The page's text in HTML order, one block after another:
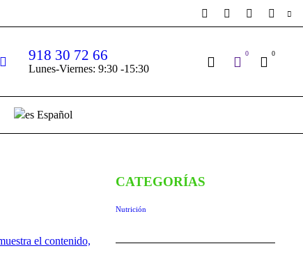
918 30 72 66
Lunes-Viernes: 9:30 -15:30
0 0
Español
CATEGORÍAS
Nutrición